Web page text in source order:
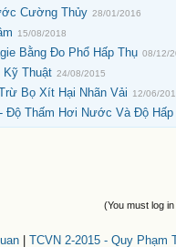
Cường Thủy 28/01/2016
15/08/2018
Bằng Đo Phổ Hấp Thụ 08/12/
Kỹ Thuật 24/08/2015
Bọ Xít Hại Nhãn Vải 12/06/
Độ Thấm Hơi Nước Và Độ Hấp
(You must log
| TCVN 2-2015 - Quy Phạm